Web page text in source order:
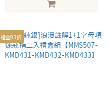
禮盒83折